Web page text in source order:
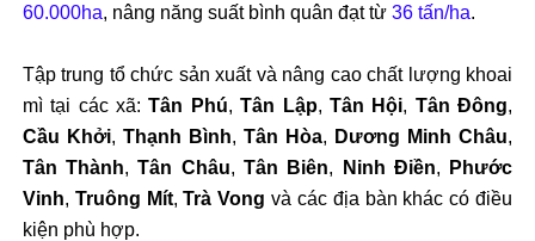
60.000ha, nâng năng suất bình quân đạt từ 36 tấn/ha.
Tập trung tổ chức sản xuất và nâng cao chất lượng khoai
mì tại các xã: Tân Phú,Tân Lập, Tân Hội, Tân Đông,
Cầu Khởi, Thạnh Bình,Tân Hòa, Dương Minh Châu,
Tân Thành,Tân Châu,Tân Biên, Ninh Điền,
Phước
Vinh, Truông Mít,Trà Vong và các địa bàn khác có điều
kiện phù hợp.